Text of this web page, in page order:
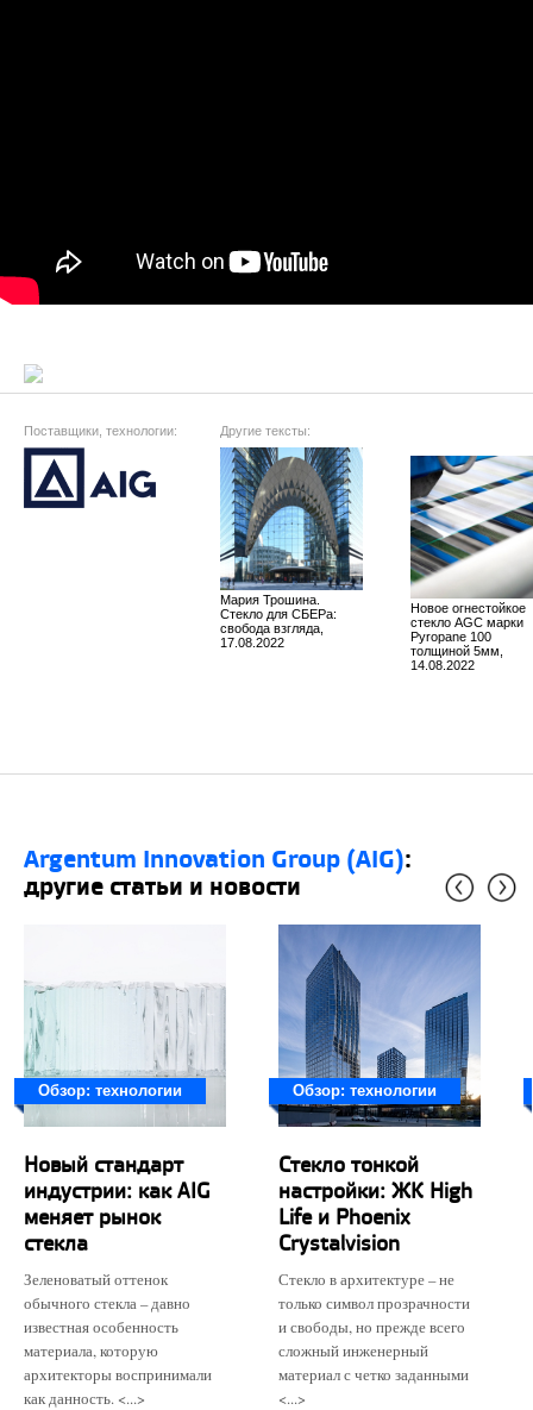
Поставщики, технологии: Другие тексты:
Мария Трошина.
Стекло для СБЕРа:
свобода взгляда,
17.08.2022
Новое огнестойкое
стекло AGC марки
Pyropane 100
толщиной 5мм,
14.08.2022
Argentum Innovation Group (AIG):
другие статьи и новости
Обзор: технологии
Новый стандарт
индустрии: как AIG
меняет рынок
стекла
Зеленоватый оттенок
обычного стекла – давно
известная особенность
материала, которую
архитекторы воспринимали
как данность. <...>
Обзор: технологии
​Стекло тонкой
настройки: ЖК High
Life и Phoenix
Crystalvision
Стекло в архитектуре – не
только символ прозрачности
и свободы, но прежде всего
сложный инженерный
материал с четко заданными
<...>